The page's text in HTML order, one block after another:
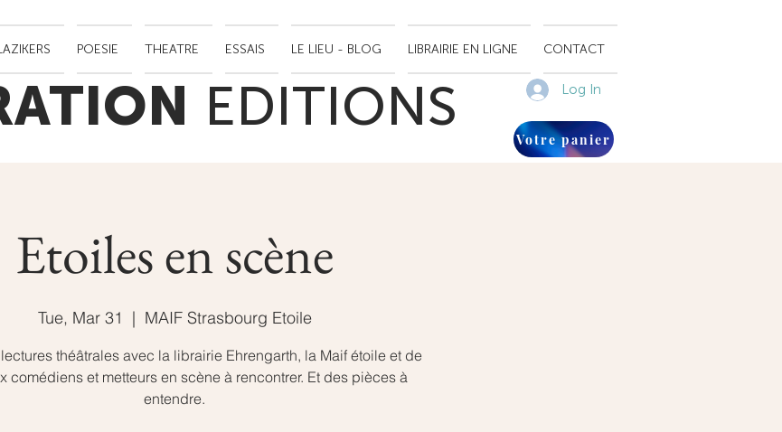
POESIE THEATRE ESSAIS LE LIEU - BLOG LIBRAIRIE EN LIGNE CONTACT
EDITIONS Log In
Votre panier
Etoiles en scène
Tue, Mar 31
  |
MAIF Strasbourg Etoile
théâtrales avec la librairie Ehrengarth, la Maif étoile et de
comédiens et metteurs en scène à rencontrer. Et des pièces à
entendre.